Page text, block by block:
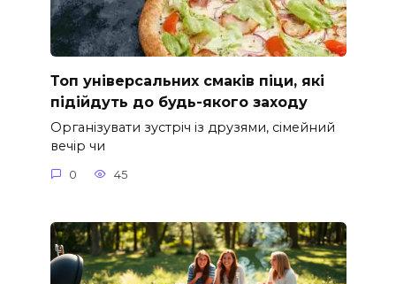
Топ універсальних смаків піци, які
підійдуть до будь-якого заходу
Організувати зустріч із друзями, сімейний
вечір чи
0 45